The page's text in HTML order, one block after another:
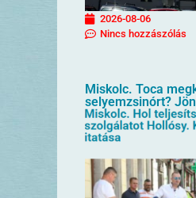
2026-08-06
Nincs hozzászólás
Miskolc. Toca
selyemzsinórt?